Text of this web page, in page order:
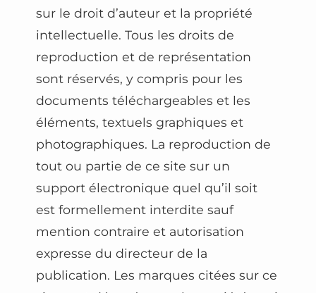
sur le droit d’auteur et la propriété
intellectuelle. Tous les droits de
reproduction et de représentation
sont réservés, y compris pour les
documents téléchargeables et les
éléments, textuels graphiques et
photographiques. La reproduction de
tout ou partie de ce site sur un
support électronique quel qu’il soit
est formellement interdite sauf
mention contraire et autorisation
expresse du directeur de la
publication. Les marques citées sur ce